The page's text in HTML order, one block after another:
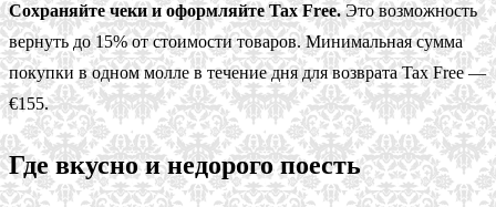
Сохраняйте чеки и оформляйте Tax Free.Это возможность
вернуть до 15% от стоимости товаров. Минимальная сумма
покупки в одном молле в течение дня для возврата Tax Free —
€155.
Где вкусно и недорого поесть